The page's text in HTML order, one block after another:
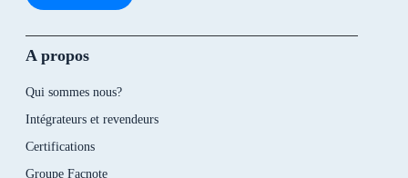
A propos
Qui sommes nous?
Intégrateurs et revendeurs
Certifications
Groupe Facnote